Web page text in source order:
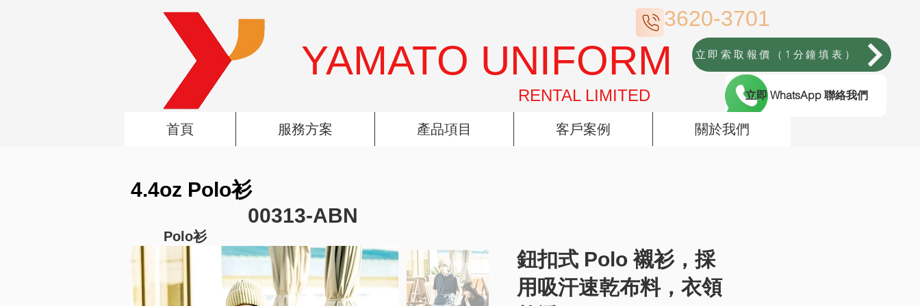
3620-3701
YAMATO UNIFORM
RENTAL LIMITED
立即索取報價（1分鐘填表）
立即 WhatsApp 聯絡我們
首頁 服務方案 產品項目 客戶案例 關於我們
4.4oz Polo衫
00313-ABN
Polo衫
鈕扣式 Polo 襯衫，採
用吸汗速乾布料，衣領